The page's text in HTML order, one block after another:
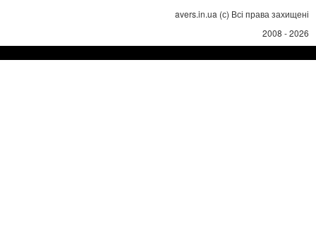
avers.in.ua (с) Всі права захищені
2008 - 2026